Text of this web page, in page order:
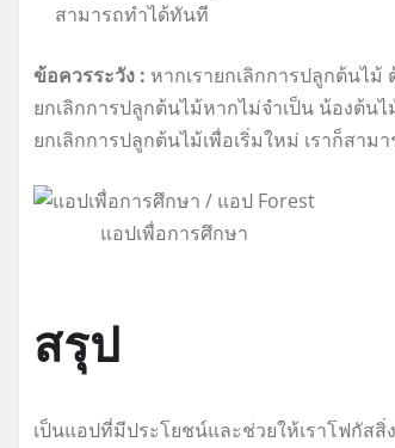
สามารถทำได้ทันที
ข้อควรระวัง : หากเรายกเลิกการปลูกต้นไ
ยกเลิกการปลูกต้นไม้หากไม่จำเป็น น้องต้น
ยกเลิกการปลูกต้นไม้เพื่อเริ่มใหม่ เราก็สาม
แอปเพื่อการศึกษา
สรุป
เป็นแอปที่มีประโยชน์และช่วยให้เราโฟกัส